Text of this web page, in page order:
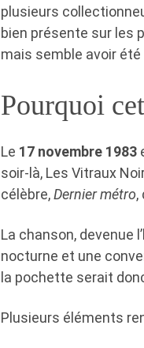
plusieurs
bien présente sur les
mais semble avoir
Pourquoi
Le 17 novembre 1983
soir-là, Les Vitraux
célèbre,Dernier métro,
La chanson, devenue
nocturne et une
la pochette serait
Plusieurs éléments